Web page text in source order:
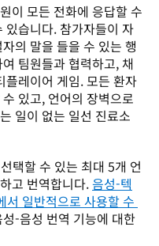
이 모든 전화에 응답할 수
있습니다. 참가자들이 자
의 말을 들을 수 있는 행
팀원들과 협력하고, 채
플레이어 게임. 모든 환자
있고, 언어의 장벽으로
일이 없는 일선 진료소
택할 수 있는 최대 5개 언
고 번역합니다. 음성-텍
일반적으로 사용할 수
-음성 번역 기능에 대한